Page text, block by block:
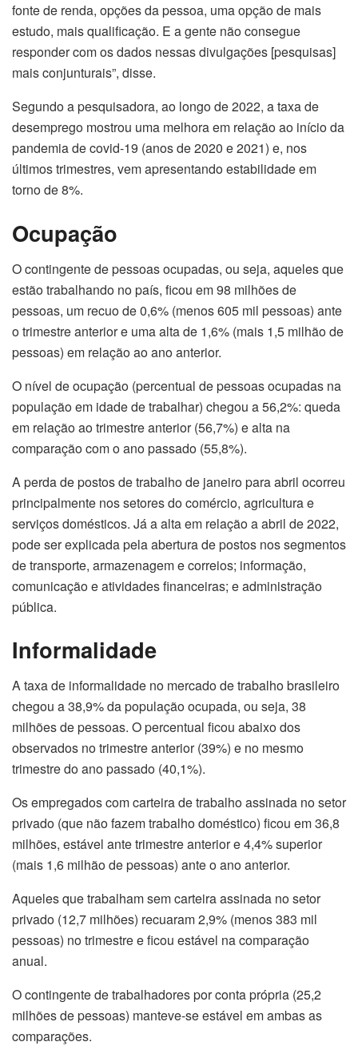
fonte de renda, opções da pessoa, uma opção de mais
estudo, mais qualificação. E a gente não consegue
responder com os dados nessas divulgações [pesquisas]
mais conjunturais”, disse.
Segundo a pesquisadora, ao longo de 2022, a taxa de
desemprego mostrou uma melhora em relação ao início da
pandemia de covid-19 (anos de 2020 e 2021) e, nos
últimos trimestres, vem apresentando estabilidade em
torno de 8%.
Ocupação
O contingente de pessoas ocupadas, ou seja, aqueles que
estão trabalhando no país, ficou em 98 milhões de
pessoas, um recuo de 0,6% (menos 605 mil pessoas) ante
o trimestre anterior e uma alta de 1,6% (mais 1,5 milhão de
pessoas) em relação ao ano anterior.
O nível de ocupação (percentual de pessoas ocupadas na
população em idade de trabalhar) chegou a 56,2%: queda
em relação ao trimestre anterior (56,7%) e alta na
comparação com o ano passado (55,8%).
A perda de postos de trabalho de janeiro para abril ocorreu
principalmente nos setores do comércio, agricultura e
serviços domésticos. Já a alta em relação a abril de 2022,
pode ser explicada pela abertura de postos nos segmentos
de transporte, armazenagem e correios; informação,
comunicação e atividades financeiras; e administração
pública.
Informalidade
A taxa de informalidade no mercado de trabalho brasileiro
chegou a 38,9% da população ocupada, ou seja, 38
milhões de pessoas. O percentual ficou abaixo dos
observados no trimestre anterior (39%) e no mesmo
trimestre do ano passado (40,1%).
Os empregados com carteira de trabalho assinada no setor
privado (que não fazem trabalho doméstico) ficou em 36,8
milhões, estável ante trimestre anterior e 4,4% superior
(mais 1,6 milhão de pessoas) ante o ano anterior.
Aqueles que trabalham sem carteira assinada no setor
privado (12,7 milhões) recuaram 2,9% (menos 383 mil
pessoas) no trimestre e ficou estável na comparação
anual.
O contingente de trabalhadores por conta própria (25,2
milhões de pessoas) manteve-se estável em ambas as
comparações.